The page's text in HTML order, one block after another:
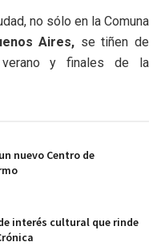
no sólo en la Comuna
Aires, se tiñen de
y finales de la
nuevo Centro de
interés cultural que rinde